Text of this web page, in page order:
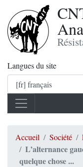
Langues du site
Accueil Société
L’alternance
quelque chose ...